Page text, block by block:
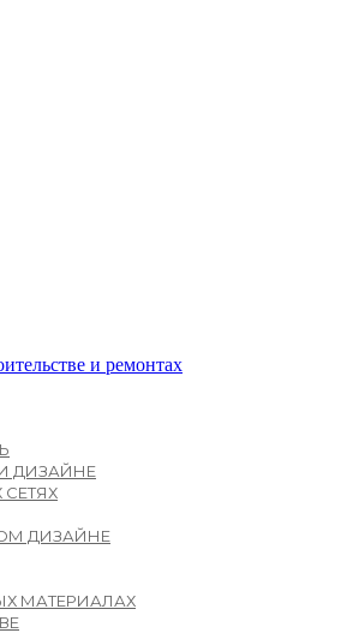
и ремонтах
ДИЗАЙНЕ
ДИЗАЙНЕ
МАТЕРИАЛАХ